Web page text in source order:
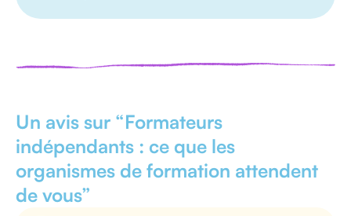
Un avis sur “Formateurs
indépendants : ce que les
organismes de formation attendent
de vous”